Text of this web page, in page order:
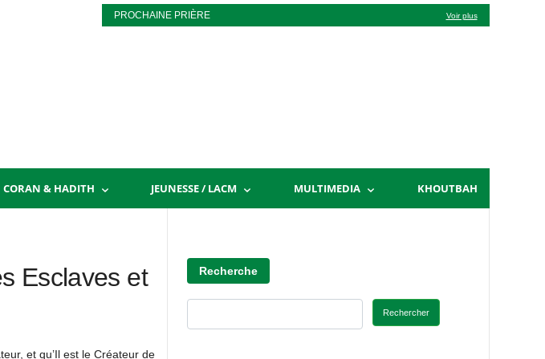
PROCHAINE PRIÈRE Voir plus
CORAN & HADITH JEUNESSE / LACM MULTIMEDIA KHOUTBAH
Esclaves et
et qu’Il est le Créateur de
Recherche
Rechercher